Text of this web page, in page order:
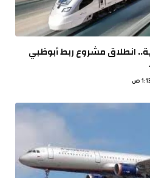
انطلاق مشروع ربط أبوظبي